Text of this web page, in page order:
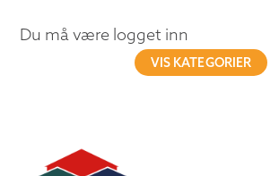
Du må være logget inn
VIS KATEGORIER